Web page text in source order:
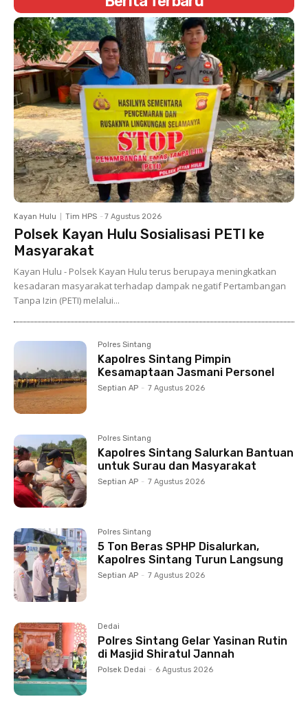
Kayan Hulu Tim HPS - 7 Agustus 2026
Polsek Kayan Hulu Sosialisasi PETI ke
Masyarakat
Kayan Hulu - Polsek Kayan Hulu terus berupaya meningkatkan
kesadaran masyarakat terhadap dampak negatif Pertambangan
Tanpa Izin (PETI) melalui...
Polres Sintang
Kapolres Sintang Pimpin
Kesamaptaan Jasmani Personel
Septian AP - 7 Agustus 2026
Polres Sintang
Kapolres Sintang Salurkan Bantuan
untuk Surau dan Masyarakat
Septian AP - 7 Agustus 2026
Polres Sintang
5 Ton Beras SPHP Disalurkan,
Kapolres Sintang Turun Langsung
Septian AP - 7 Agustus 2026
Dedai
Polres Sintang Gelar Yasinan Rutin
di Masjid Shiratul Jannah
Polsek Dedai - 6 Agustus 2026